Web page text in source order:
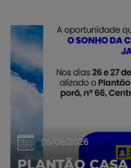
05/08/2026